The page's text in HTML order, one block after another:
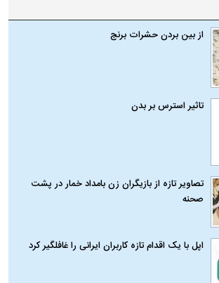
از بین بردن حشرات برنج
تاثیر استرس بر بدن
تصاویر تازه از بازیگران زن بامداد خمار در پشت
صحنه
اپل با یک اقدام تازه کاربران ایرانی را غافلگیر کرد